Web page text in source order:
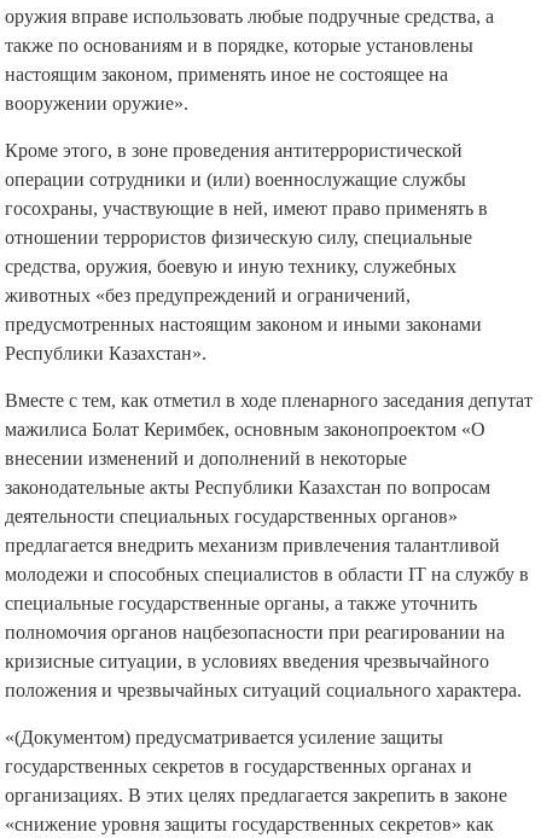
оружия вправе использовать любые подручные средства, а
также по основаниям и в порядке, которые установлены
настоящим законом, применять иное не состоящее на
вооружении оружие».
Кроме этого, в зоне проведения антитеррористической
операции сотрудники и (или) военнослужащие службы
госохраны, участвующие в ней, имеют право применять в
отношении террористов физическую силу, специальные
средства, оружия, боевую и иную технику, служебных
животных «без предупреждений и ограничений,
предусмотренных настоящим законом и иными законами
Республики Казахстан».
Вместе с тем, как отметил в ходе пленарного заседания депутат
мажилиса Болат Керимбек, основным законопроектом «О
внесении изменений и дополнений в некоторые
законодательные акты Республики Казахстан по вопросам
деятельности специальных государственных органов»
предлагается внедрить механизм привлечения талантливой
молодежи и способных специалистов в области IT на службу в
специальные государственные органы, а также уточнить
полномочия органов нацбезопасности при реагировании на
кризисные ситуации, в условиях введения чрезвычайного
положения и чрезвычайных ситуаций социального характера.
«(Документом) предусматривается усиление защиты
государственных секретов в государственных органах и
организациях. В этих целях предлагается закрепить в законе
«снижение уровня защиты государственных секретов» как